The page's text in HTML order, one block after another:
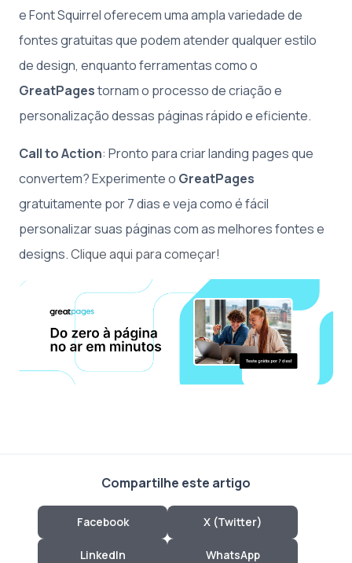
e Font Squirrel oferecem uma ampla variedade de
fontes gratuitas que podem atender qualquer estilo
de design, enquanto ferramentas como o
GreatPagestornam o processo de criação e
personalização dessas páginas rápido e eficiente.
Call to Action: Pronto para criar landing pages que
convertem? Experimente o GreatPages
gratuitamente por 7 dias e veja como é fácil
personalizar suas páginas com as melhores fontes e
designs.Clique aqui para começar!
Compartilhe este artigo
Facebook X (Twitter)
LinkedIn WhatsApp